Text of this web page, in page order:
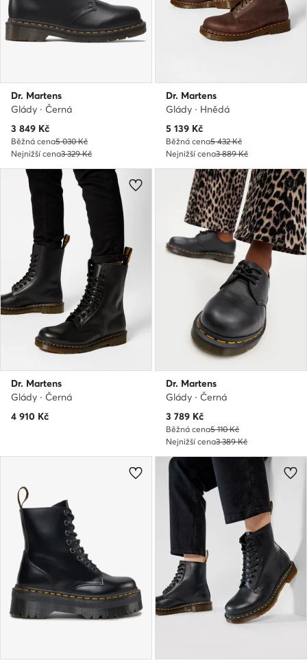
Dr. Martens
Glády · Černá
Aktuální cena
3 849 Kč
Běžná cena5 030 Kč
Nejnižší cena3 329 Kč
Dr. Martens
Glády · Hnědá
Aktuální cena
5 139 Kč
Běžná cena5 432 Kč
Nejnižší cena3 889 Kč
Dr. Martens
Glády · Černá
4 910 Kč
Dr. Martens
Glády · Černá
Aktuální cena
3 789 Kč
Běžná cena5 110 Kč
Nejnižší cena3 389 Kč